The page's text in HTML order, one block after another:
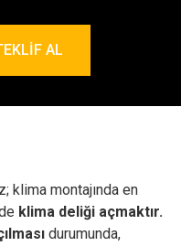
AL
klima montajında en
klima deliği açmaktır.
durumunda,